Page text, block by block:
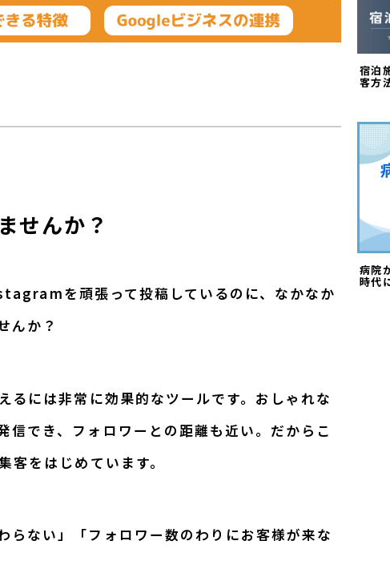
せんか？
を頑張って投稿しているのに、なかなか
んか？
るには非常に効果的なツールです。おしゃれな
信でき、フォロワーとの距離も近い。だからこ
客をはじめています。
らない」「フォロワー数のわりにお客様が来な
宿泊
客方
病院
時代